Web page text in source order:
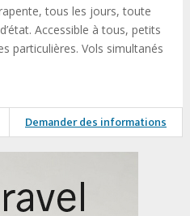
tous les jours, toute
Accessible à tous, petits
particulières. Vols simultanés
Demander des informations